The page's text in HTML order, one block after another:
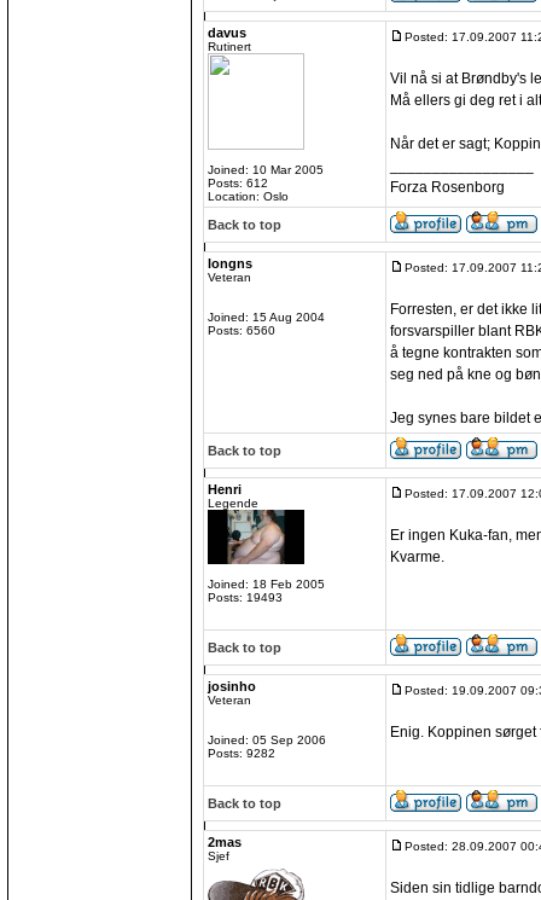
davus
Rutinert
Joined: 10 Mar 2005
Posts: 612
Location: Oslo
Posted: 17.09.2007
Vil nå si at Brøndby's
Må ellers gi deg ret i
Når det er sagt;
Forza Rosenborg
Back to top
longns
Veteran
Joined: 15 Aug 2004
Posts: 6560
Posted: 17.09.2007
Forresten, er det ikke
forsvarspiller blant
å tegne kontrakten
seg ned på kne og
Jeg synes bare bildet
Back to top
Henri
Legende
Joined: 18 Feb 2005
Posts: 19493
Posted: 17.09.2007
Er ingen Kuka-fan,
Kvarme.
Back to top
josinho
Veteran
Joined: 05 Sep 2006
Posts: 9282
Posted: 19.09.2007
Enig. Koppinen
Back to top
2mas
Sjef
Posted: 28.09.2007
Siden sin tidlige